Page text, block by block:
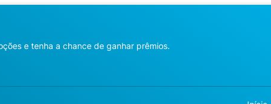
e tenha a chance de ganhar prêmios.